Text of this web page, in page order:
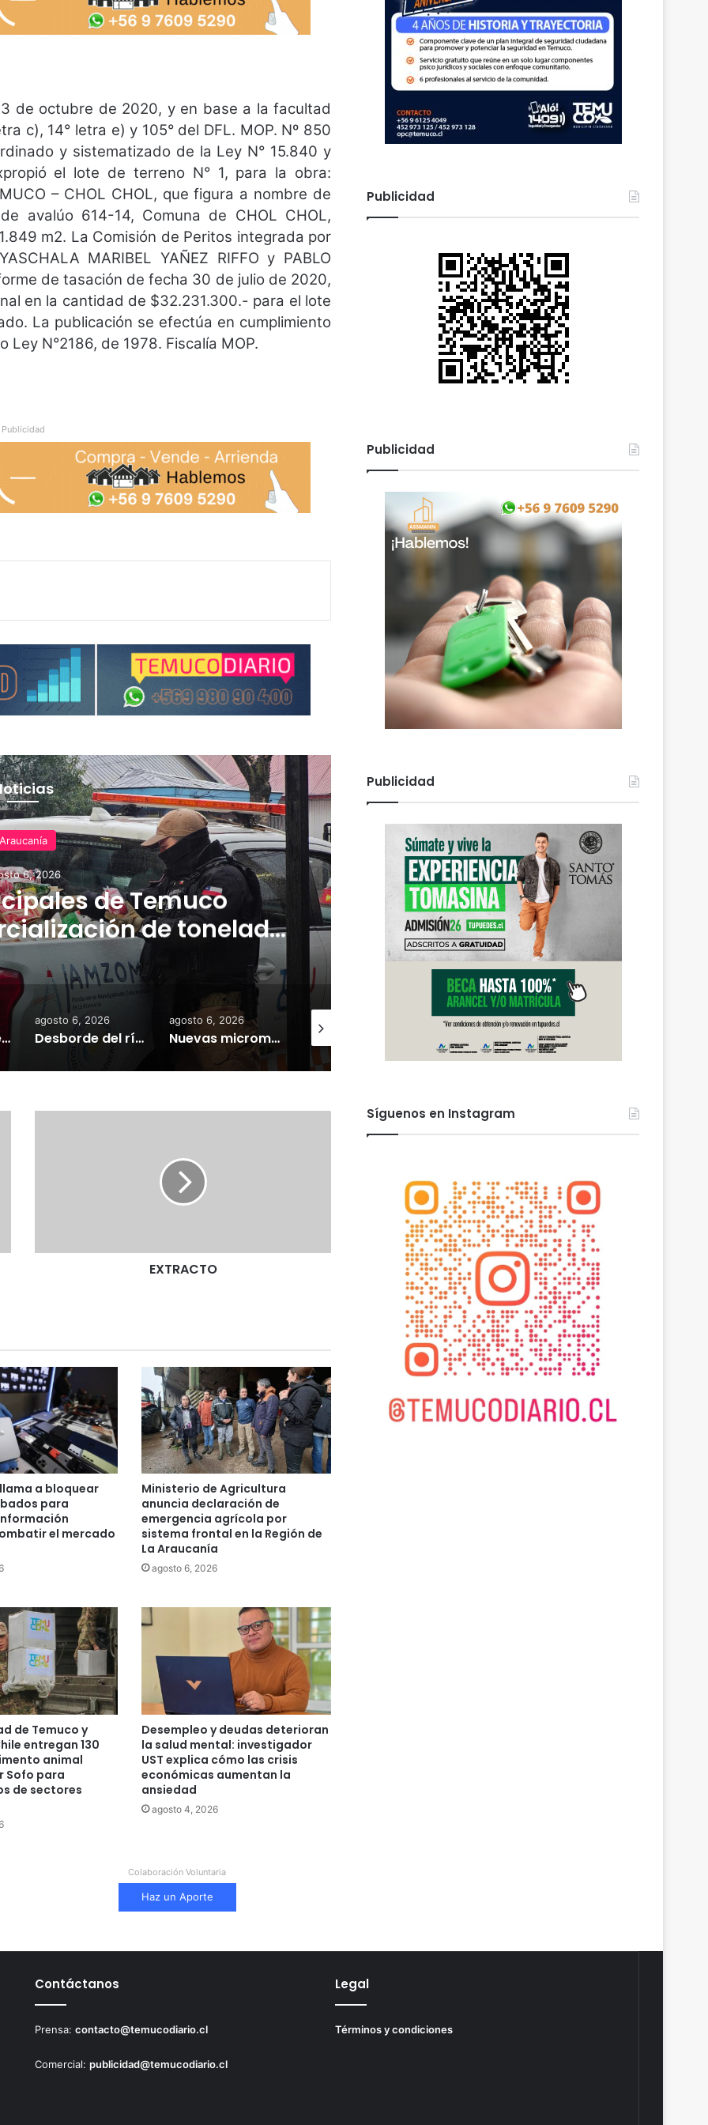
de octubre de 2020, y en base a la facultad
c), 14° letra e) y 105° del DFL. MOP. Nº 850
y sistematizado de la Ley N° 15.840 y
el lote de terreno N° 1, para la obra:
– CHOL CHOL, que figura a nombre de
avalúo 614-14, Comuna de CHOL CHOL,
m2. La Comisión de Peritos integrada por
MARIBEL YAÑEZ RIFFO y PABLO
de tasación de fecha 30 de julio de 2020,
en la cantidad de $32.231.300.- para el lote
La publicación se efectúa en cumplimiento
N°2186, de 1978. Fiscalía MOP.
Publicidad
Araucanía
6, 2026
de Temuco
de tonelada
asiática ilegal
agosto 6, 2026
Empresarios de Angol
hectáreas para apoyar
familias afectadas por
Empresarios de Angol donan cuatro hectáreas para apoyar reubicación de familias afectadas por inundaciones
agosto 6, 2026
Desborde del río Imperial mantiene aisladas a miles de personas y deja viviendas bajo el agua en La Araucanía
agosto 6, 2026
Nuevas micromovilidades en Temuco: concejal Fredy Cartes destaca llegada de empresa Jet con tarifas más accesibles y mejores estándares de seguridad
agosto 6, 2026
Cámaras municipales de Temuco detectaron la comercialización de tonelada y media de mercadería asiática ilegal
agosto 6, 2026
EXTRACTO
a bloquear
para
el mercado
Ministerio de Agricultura
anuncia declaración de
emergencia agrícola por
sistema frontal en la Región de
La Araucanía
agosto 6, 2026
de Temuco y
entregan 130
animal
Sofo para
de sectores
Desempleo y deudas deterioran
la salud mental: investigador
UST explica cómo las crisis
económicas aumentan la
ansiedad
agosto 4, 2026
Publicidad
Publicidad
Publicidad
Síguenos en Instagram
Colaboración Voluntaria
Haz un Aporte
Contáctanos
Prensa:contacto@temucodiario.cl
Comercial:publicidad@temucodiario.cl
Legal
Términos y condiciones